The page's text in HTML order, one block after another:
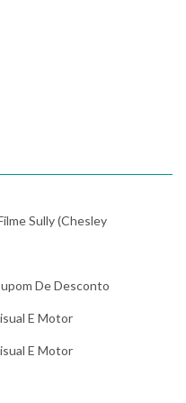
Sully (Chesley
De Desconto
E Motor
E Motor